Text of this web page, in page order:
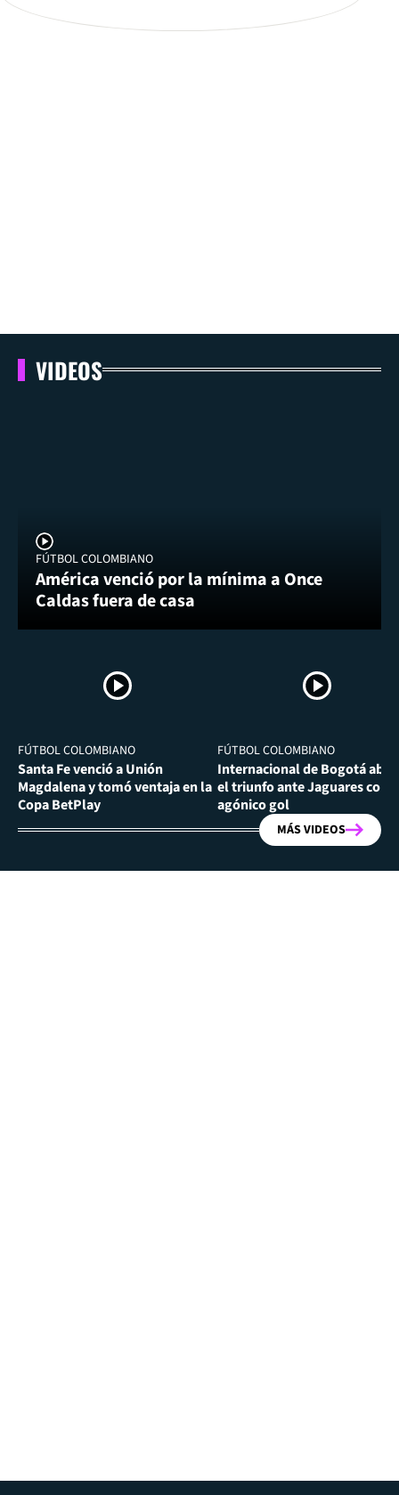
VIDEOS
FÚTBOL COLOMBIANO
América venció por la mínima a Once
Caldas fuera de casa
FÚTBOL COLOMBIANO
Santa Fe venció a Unión
Magdalena y tomó ventaja en la
Copa BetPlay
FÚTBOL COLOMBIANO
Internacional de Bogotá
el triunfo ante Jaguares con
agónico gol
MÁS VIDEOS